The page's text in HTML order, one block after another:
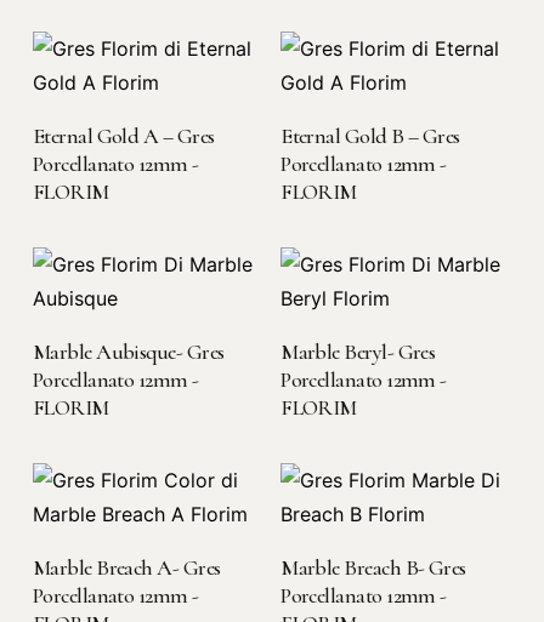
LEGGI TUTTO
Eternal Gold A – Gres
Porcellanato 12mm -
FLORIM
LEGGI TUTTO
Eternal Gold B – Gres
Porcellanato 12mm -
FLORIM
LEGGI TUTTO
Marble Aubisque- Gres
Porcellanato 12mm -
FLORIM
LEGGI TUTTO
Marble Beryl- Gres
Porcellanato 12mm -
FLORIM
LEGGI TUTTO
Marble Breach A- Gres
Porcellanato 12mm -
LEGGI TUTTO
Marble Breach B- Gres
Porcellanato 12mm -